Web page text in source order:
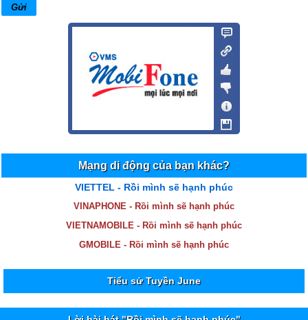
Mạng di động của bạn khác?
VIETTEL - Rồi mình sẽ hạnh phúc
VINAPHONE - Rồi mình sẽ hạnh phúc
VIETNAMOBILE - Rồi mình sẽ hạnh phúc
GMOBILE - Rồi mình sẽ hạnh phúc
Tiểu sử Tuyền June